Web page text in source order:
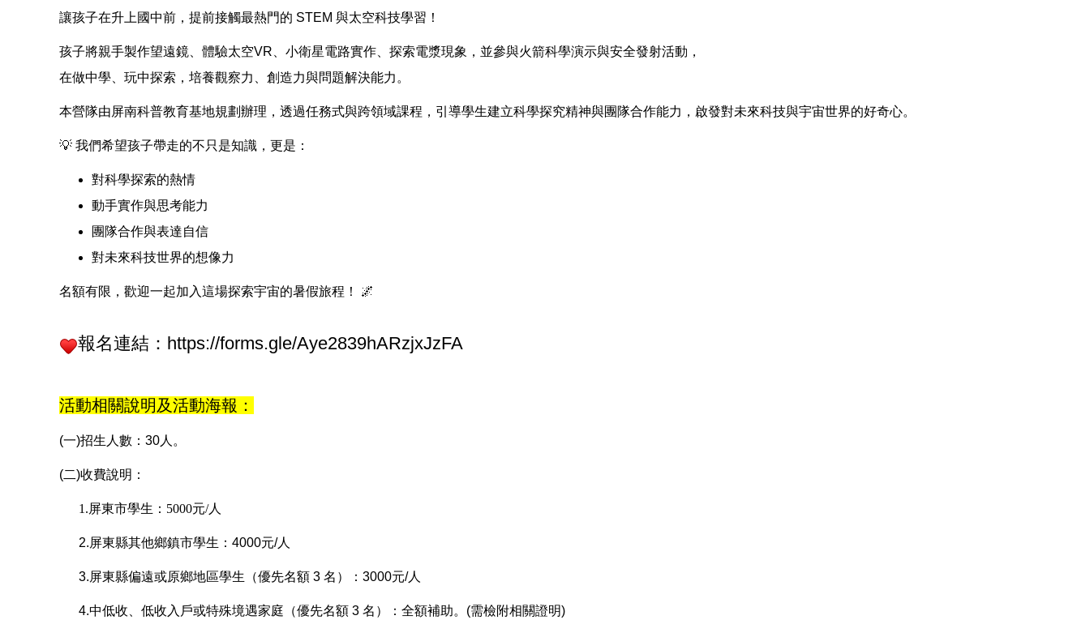
讓孩子在升上國中前，提前接觸最熱門的 STEM 與太空科技學習！
孩子將親手製作望遠鏡、體驗太空VR、小衛星電路實作、探索電漿現象，並參與火箭科學演示與安全發射活動，
在做中學、玩中探索，培養觀察力、創造力與問題解決能力。
本營隊由屏南科普教育基地規劃辦理，透過任務式與跨領域課程，引導學生建立科學探究精神與團隊合作能力，啟發對未來科技與宇宙世界的好奇心。
💡 我們希望孩子帶走的不只是知識，更是：
對科學探索的熱情
動手實作與思考能力
團隊合作與表達自信
對未來科技世界的想像力
名額有限，歡迎一起加入這場探索宇宙的暑假旅程！ 🌌
報名連結： https://forms.gle/Aye2839hARzjxJzFA
活動相關說明及活動海報：
(一)招生人數：30人。
(二)收費說明：
1.屏東市學生：5000元/人
2.屏東縣其他鄉鎮市學生：4000元/人
3.屏東縣偏遠或原鄉地區學生（優先名額 3 名）：3000元/人
4.中低收、低收入戶或特殊境遇家庭（優先名額 3 名）：全額補助。(需檢附相關證明)